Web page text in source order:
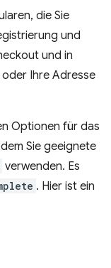
die Sie
und
und in
oder Ihre Adresse
Optionen für das
Sie geeignete
verwenden. Es
. Hier ist ein